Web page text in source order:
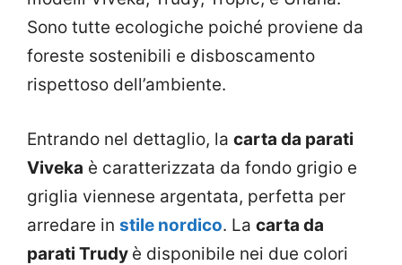
Sono tutte ecologiche poiché proviene da
foreste sostenibili e disboscamento
rispettoso dell’ambiente.
Entrando nel dettaglio, la carta da parati
Viveka è caratterizzata da fondo grigio e
griglia viennese argentata, perfetta per
arredare in stile nordico. La carta da
parati Trudy è disponibile nei due colori